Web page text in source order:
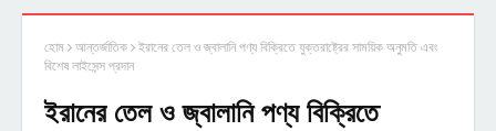
হোম আন্তর্জাতিক ইরানের তেল ও জ্বালানি পণ্য বিক্রিতে যুক্তরাষ্ট্রের সাময়িক অনুমতি এবং
বিশেষ লাইসেন্স প্রদান
ইরানের তেল ও জ্বালানি পণ্য বিক্রিতে